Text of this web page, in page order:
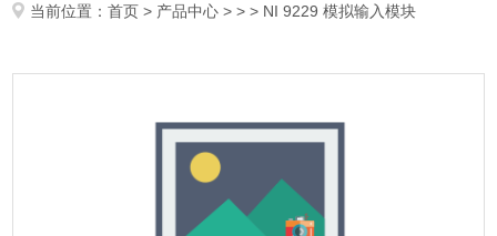
当前位置：首页 > 产品中心 > > > NI 9229 模拟输入模块